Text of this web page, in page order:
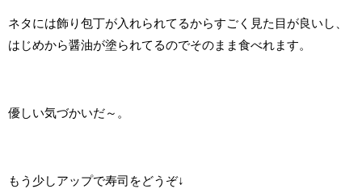
ネタには飾り包丁が入れられてるからすごく見た目が良いし、
はじめから醤油が塗られてるのでそのまま食べれます。
優しい気づかいだ～。
もう少しアップで寿司をどうぞ↓